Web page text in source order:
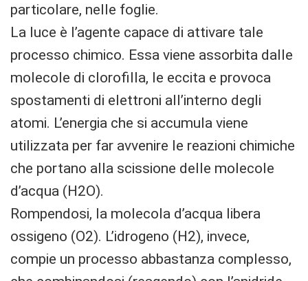
particolare, nelle foglie.
La luce è l’agente capace di attivare tale
processo chimico. Essa viene assorbita dalle
molecole di clorofilla, le eccita e provoca
spostamenti di elettroni all’interno degli
atomi. L’energia che si accumula viene
utilizzata per far avvenire le reazioni chimiche
che portano alla scissione delle molecole
d’acqua (H2O).
Rompendosi, la molecola d’acqua libera
ossigeno (O2). L’idrogeno (H2), invece,
compie un processo abbastanza complesso,